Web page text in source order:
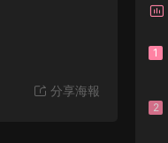
分享海報
1
2